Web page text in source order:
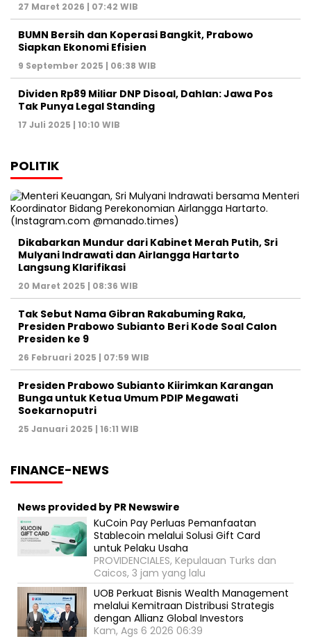
27 Maret 2026 | 07:42 WIB
BUMN Bersih dan Koperasi Bangkit, Prabowo
Siapkan Ekonomi Efisien
9 September 2025 | 06:38 WIB
Dividen Rp89 Miliar DNP Disoal, Dahlan: Jawa Pos
Tak Punya Legal Standing
17 Juli 2025 | 10:10 WIB
POLITIK
Dikabarkan Mundur dari Kabinet Merah Putih, Sri
Mulyani Indrawati dan Airlangga Hartarto
Langsung Klarifikasi
20 Maret 2025 | 08:36 WIB
Tak Sebut Nama Gibran Rakabuming Raka,
Presiden Prabowo Subianto Beri Kode Soal Calon
Presiden ke 9
26 Februari 2025 | 07:59 WIB
Presiden Prabowo Subianto Kiirimkan Karangan
Bunga untuk Ketua Umum PDIP Megawati
Soekarnoputri
25 Januari 2025 | 16:11 WIB
FINANCE-NEWS
News provided by PR Newswire
KuCoin Pay Perluas Pemanfaatan
Stablecoin melalui Solusi Gift Card
untuk Pelaku Usaha
PROVIDENCIALES, Kepulauan Turks dan
Caicos, 3 jam yang lalu
UOB Perkuat Bisnis Wealth Management
melalui Kemitraan Distribusi Strategis
dengan Allianz Global Investors
Kam, Ags 6 2026 06:39